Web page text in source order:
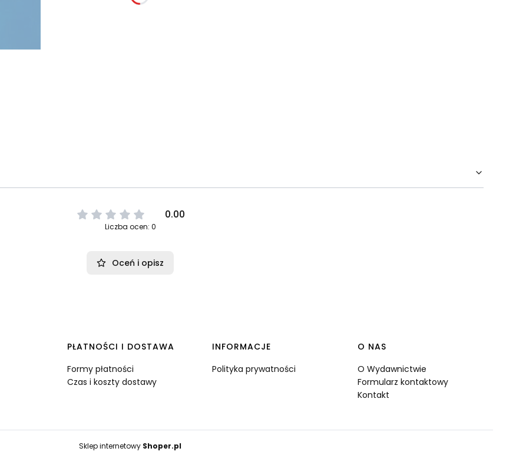
0.00
Liczba ocen: 0
Oceń i opisz
PŁATNOŚCI I DOSTAWA
Formy płatności
Czas i koszty dostawy
INFORMACJE
Polityka prywatności
O NAS
O Wydawnictwie
Formularz kontaktowy
Kontakt
Sklep internetowy Shoper.pl